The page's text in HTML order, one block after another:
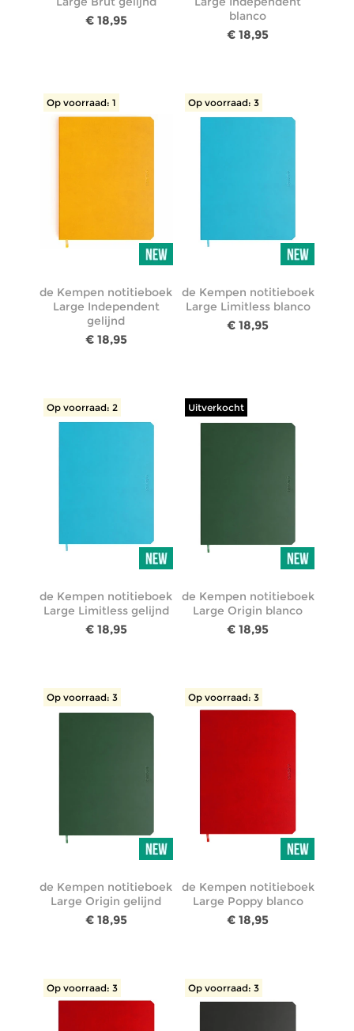
€ 18,95
blanco
€ 18,95
Op voorraad: 1
de Kempen notitieboek
Large Independent
gelijnd
€ 18,95
Op voorraad: 3
de Kempen notitieboek
Large Limitless blanco
€ 18,95
Op voorraad: 2
de Kempen notitieboek
Large Limitless gelijnd
€ 18,95
Uitverkocht
de Kempen notitieboek
Large Origin blanco
€ 18,95
Op voorraad: 3
de Kempen notitieboek
Large Origin gelijnd
€ 18,95
Op voorraad: 3
de Kempen notitieboek
Large Poppy blanco
€ 18,95
Op voorraad: 3 Op voorraad: 3